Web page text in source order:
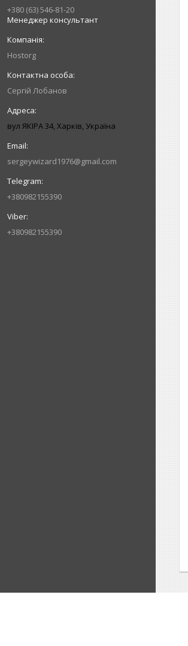
+380 (63) 546-81-20
Менеджер консультант
Hostorg
Сергій Лобанов
вул ЯКІРА 34, Харків, Україна
sergeywizard1976@gmail.com
+380982155390
+380982155390